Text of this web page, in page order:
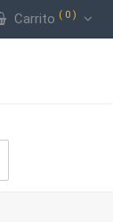
Carrito ( 0 )